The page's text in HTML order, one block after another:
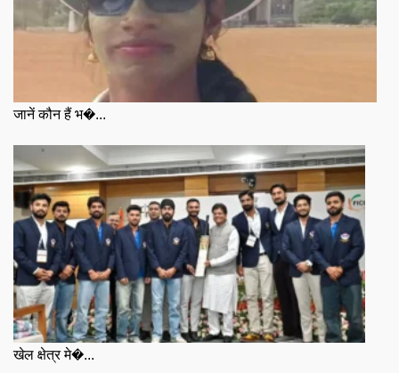
जानें कौन हैं भ�...
खेल क्षेत्र मे�...